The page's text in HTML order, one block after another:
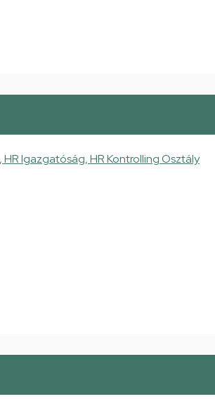
Igazgatóság, HR Kontrolling Osztály